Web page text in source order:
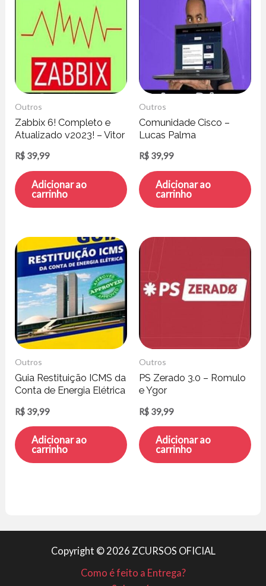
Outros
Zabbix 6! Completo e
Atualizado v2023! – Vitor
R$ 39,99
Adicionar ao
carrinho
Outros
Comunidade Cisco –
Lucas Palma
R$ 39,99
Adicionar ao
carrinho
Outros
Guia Restituição ICMS da
Conta de Energia Elétrica
R$ 39,99
Adicionar ao
carrinho
Outros
PS Zerado 3.0 – Romulo
e Ygor
R$ 39,99
Adicionar ao
carrinho
Copyright © 2026 ZCURSOS OFICIAL
Como é feito a Entrega?